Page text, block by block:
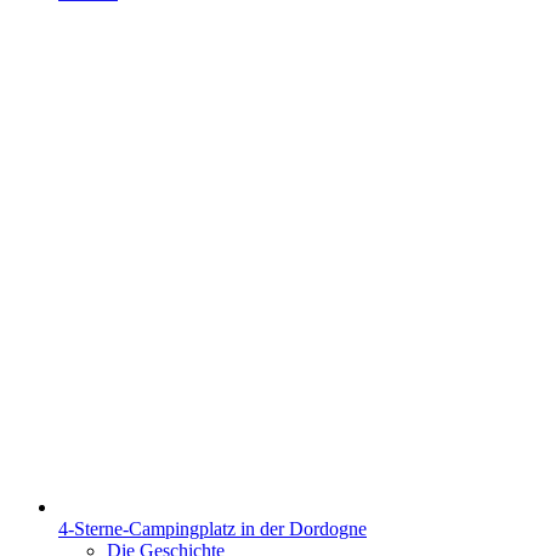
4-Sterne-Campingplatz in der Dordogne
Die Geschichte